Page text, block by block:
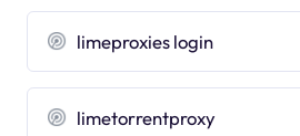
limeproxies login
limetorrentproxy